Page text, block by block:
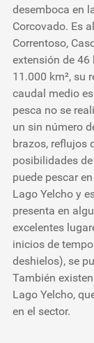
desemboca en
Corcovado. Es
Correntoso,
extensión de
11.000 km², su
caudal medio
pesca no se
un sin número
brazos, reflujos
posibilidades
puede pescar
Lago Yelcho y
presenta en
excelentes
inicios de
deshielos), se
También
Lago Yelcho,
en el sector.